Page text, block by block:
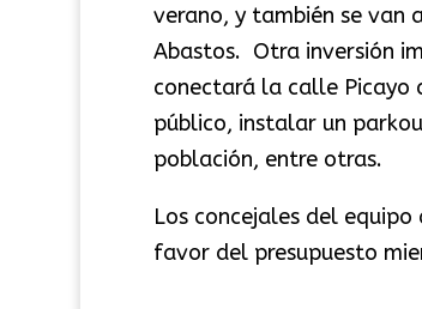
verano, y también se van
Abastos. Otra inversión
conectará la calle Picayo
público, instalar un
población, entre otras.
Los concejales del
favor del presupuesto